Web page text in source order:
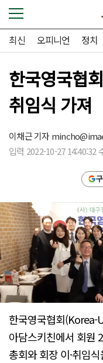
최신 오피니언 정치
한국영국협
취임식 가져
이채근 기자
입력 2022-10-27 14:40:32
한국영국협회(Korea-
아담스키친에서 회원
총회와 회장 이·취임